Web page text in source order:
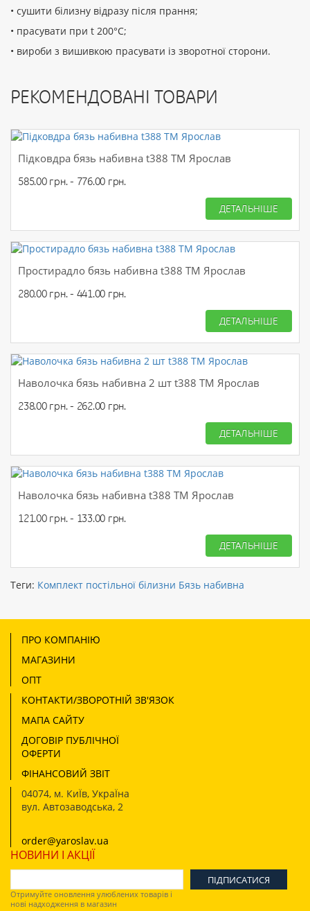
• сушити білизну відразу після прання;
• прасувати при t 200°С;
• вироби з вишивкою прасувати із зворотної сторони.
РЕКОМЕНДОВАНІ ТОВАРИ
Підковдра бязь набивна t388 ТМ Ярослав
585.00 грн. - 776.00 грн.
ДЕТАЛЬНІШЕ
Простирадло бязь набивна t388 ТМ Ярослав
280.00 грн. - 441.00 грн.
ДЕТАЛЬНІШЕ
Наволочка бязь набивна 2 шт t388 ТМ Ярослав
238.00 грн. - 262.00 грн.
ДЕТАЛЬНІШЕ
Наволочка бязь набивна t388 ТМ Ярослав
121.00 грн. - 133.00 грн.
ДЕТАЛЬНІШЕ
Теги: Комплект постільної білизни Бязь набивна
ПРО КОМПАНІЮ
МАГАЗИНИ
ОПТ
КОНТАКТИ/ЗВОРОТНІЙ ЗВ'ЯЗОК
МАПА САЙТУ
ДОГОВІР ПУБЛІЧНОЇ
ОФЕРТИ
ФІНАНСОВИЙ ЗВІТ
04074, м. КиЇв, УкраЇна
вул. Автозаводська, 2
order@yaroslav.ua
НОВИНИ І АКЦІЇ
Отримуйте оновлення улюблених товарів і
нові надходження в магазин